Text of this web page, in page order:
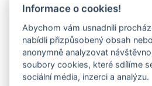
Informace o cookies!
Abychom vám usnadnili
nabídli přizpůsobený obsah
anonymně analyzovat
soubory cookies, které sdílíme
sociální média, inzerci a analýzu.